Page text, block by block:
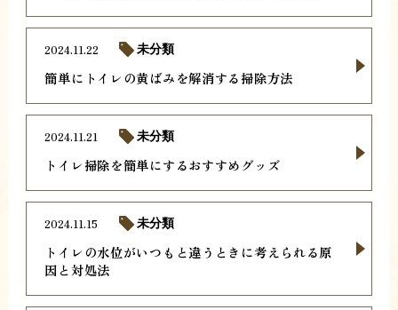
簡単にトイレの黄ばみを解消する掃除方法
2024.11.22 未分類
トイレ掃除を簡単にするおすすめグッズ
2024.11.21 未分類
トイレの水位がいつもと違うときに考えられる原
因と対処法
2024.11.15 未分類